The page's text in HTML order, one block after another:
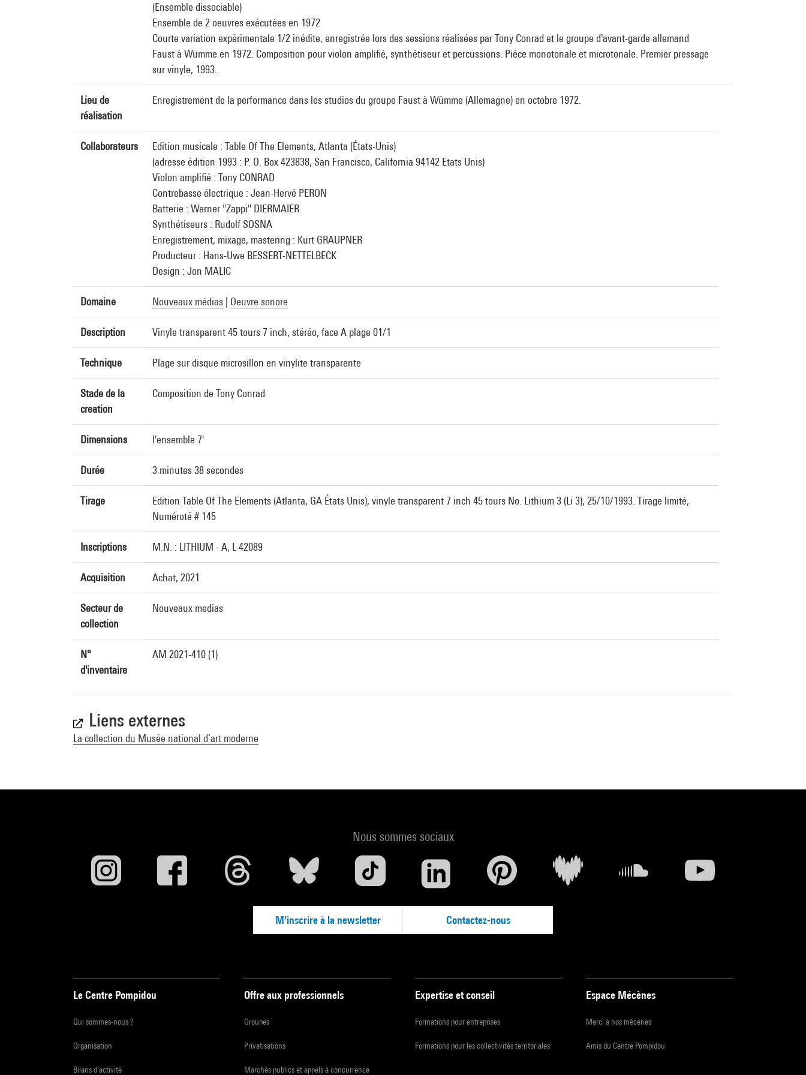
(Ensemble dissociable)
Ensemble de 2 oeuvres exécutées en 1972
Courte variation expérimentale 1/2 inédite, enregistrée lors des sessions réalisées par Tony Conrad et le groupe d'avant-garde allemand
Faust à Wümme en 1972. Composition pour violon amplifié, synthétiseur et percussions. Pièce monotonale et microtonale. Premier pressage
sur vinyle, 1993.
Lieu de
réalisation
Enregistrement de la performance dans les studios du groupe Faust à Wümme (Allemagne) en octobre 1972.
Collaborateurs
Edition musicale : Table Of The Elements, Atlanta (États-Unis)
(adresse édition 1993 : P. O. Box 423838, San Francisco, California 94142 Etats Unis)
Violon amplifié : Tony CONRAD
Contrebasse électrique : Jean-Hervé PERON
Batterie : Werner "Zappi" DIERMAIER
Synthétiseurs : Rudolf SOSNA
Enregistrement, mixage, mastering : Kurt GRAUPNER
Producteur : Hans-Uwe BESSERT-NETTELBECK
Design : Jon MALIC
Domaine Nouveaux médias Oeuvre sonore
Description Vinyle transparent 45 tours 7 inch, stéréo, face A plage 01/1
Technique Plage sur disque microsillon en vinylite transparente
Stade de la
creation
Composition de Tony Conrad
Dimensions l'ensemble 7'
Durée 3 minutes 38 secondes
Tirage
Edition Table Of The Elements (Atlanta, GA États Unis), vinyle transparent 7 inch 45 tours No. Lithium 3 (Li 3), 25/10/1993. Tirage limité,
Numéroté # 145
Inscriptions M.N. : LITHIUM - A, L-42089
Acquisition Achat, 2021
Secteur de
collection
Nouveaux medias
N°
d'inventaire
AM 2021-410 (1)
Liens externes
La collection du Musée national d’art moderne
Nous sommes sociaux
M'inscrire à la newsletter Contactez-nous
Le Centre Pompidou
Qui sommes-nous ?
Organisation
Bilans d'activité
Offre aux professionnels
Groupes
Privatisations
Marchés publics et appels à concurrence
Expertise et conseil
Formations pour entreprises
Formations pour les collectivités territoriales
Espace Mécènes
Merci à nos mécènes
Amis du Centre Pompidou